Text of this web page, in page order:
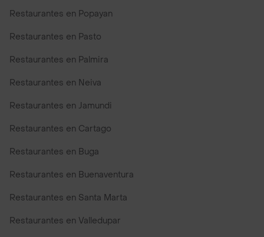
Restaurantes en Popayan
Restaurantes en Pasto
Restaurantes en Palmira
Restaurantes en Neiva
Restaurantes en Jamundi
Restaurantes en Cartago
Restaurantes en Buga
Restaurantes en Buenaventura
Restaurantes en Santa Marta
Restaurantes en Valledupar